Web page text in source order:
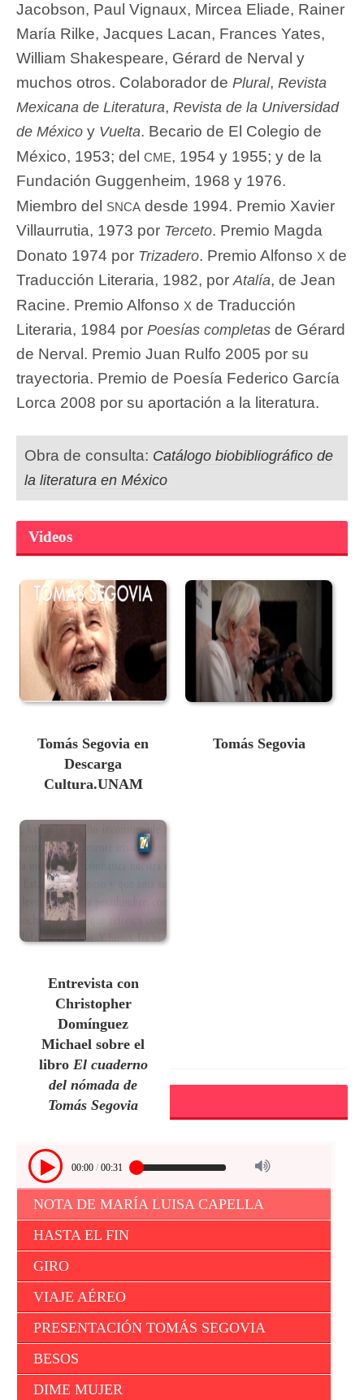
Jacobson, Paul Vignaux, Mircea Eliade, Rainer
María Rilke, Jacques Lacan, Frances Yates,
William Shakespeare, Gérard de Nerval y
muchos otros. Colaborador de Plural, Revista
Mexicana de Literatura, Revista de la Universidad
de México y Vuelta. Becario de El Colegio de
México, 1953; del cme, 1954 y 1955; y de la
Fundación Guggenheim, 1968 y 1976.
Miembro del snca desde 1994. Premio Xavier
Villaurrutia, 1973 por Terceto. Premio Magda
Donato 1974 por Trizadero. Premio Alfonso x de
Traducción Literaria, 1982, por Atalía, de Jean
Racine. Premio Alfonso x de Traducción
Literaria, 1984 por Poesías completas de Gérard
de Nerval. Premio Juan Rulfo 2005 por su
trayectoria. Premio de Poesía Federico García
Lorca 2008 por su aportación a la literatura.
Obra de consulta: Catálogo biobibliográfico de
la literatura en México
Videos
Tomás Segovia en
Descarga
Cultura.UNAM
Tomás Segovia
Entrevista con
Christopher
Domínguez
Michael sobre el
libro El cuaderno
del nómada de
Tomás Segovia
Audio
00:00 / 00:31
NOTA DE MARÍA LUISA CAPELLA
HASTA EL FIN
GIRO
VIAJE AÉREO
PRESENTACIÓN TOMÁS SEGOVIA
BESOS
DIME MUJER